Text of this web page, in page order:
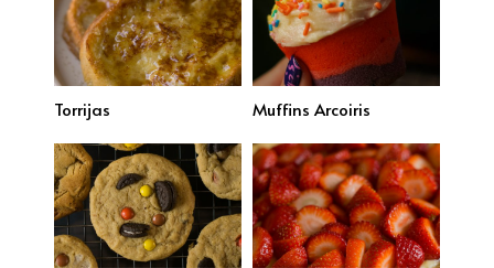
Torrijas Muffins Arcoiris